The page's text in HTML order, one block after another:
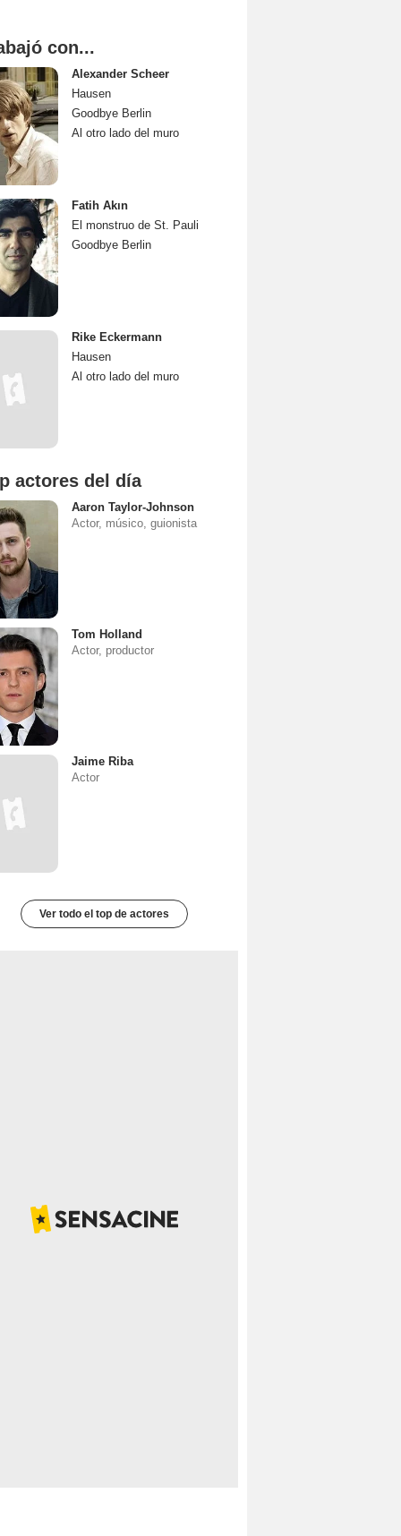
con...
Alexander Scheer
Hausen
Goodbye Berlin
Al otro lado del muro
Fatih Akın
El monstruo de St. Pauli
Goodbye Berlin
Rike Eckermann
Hausen
Al otro lado del muro
actores del día
Aaron Taylor-Johnson
Actor, músico, guionista
Tom Holland
Actor, productor
Jaime Riba
Actor
Ver todo el top de actores